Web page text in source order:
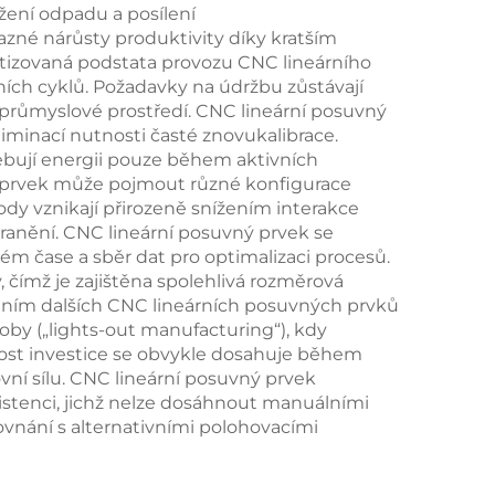
odpadu a posílení
nárůsty produktivity díky kratším
podstata provozu CNC lineárního
cyklů. Požadavky na údržbu zůstávají
prostředí. CNC lineární posuvný
nutnosti časté znovukalibrace.
energii pouze během aktivních
může pojmout různé konfigurace
vznikají přirozeně snížením interakce
CNC lineární posuvný prvek se
čase a sběr dat pro optimalizaci procesů.
je zajištěna spolehlivá rozměrová
dalších CNC lineárních posuvných prvků
(„lights-out manufacturing“), kdy
investice se obvykle dosahuje během
sílu. CNC lineární posuvný prvek
jichž nelze dosáhnout manuálními
s alternativními polohovacími